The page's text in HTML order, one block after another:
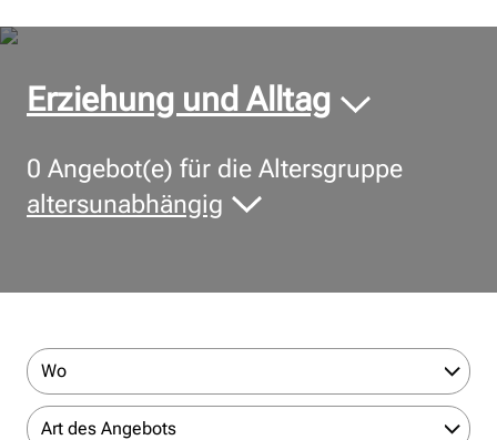
© Bildnachweis
Erziehung und Alltag
0 Angebot(e) für die Altersgruppe
altersunabhängig
Wo
Art des Angebots